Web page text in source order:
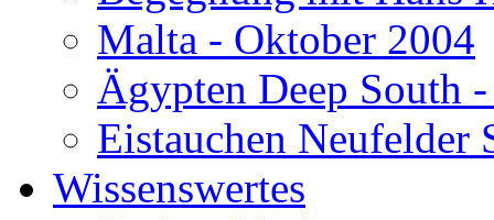
Malta - Oktober 2004
Ägypten Deep South
Eistauchen Neufelder
Wissenswertes